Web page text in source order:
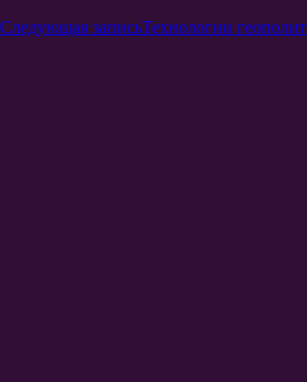
Следующая записьТехнологии